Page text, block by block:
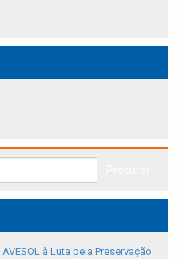
à Luta pela Preservação